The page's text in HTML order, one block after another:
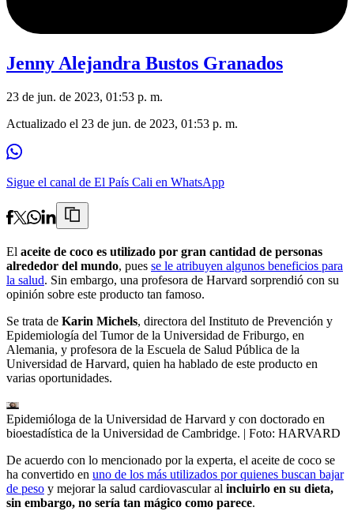
Jenny Alejandra Bustos Granados
23 de jun. de 2023, 01:53 p. m.
Actualizado el 23 de jun. de 2023, 01:53 p. m.
Sigue el canal de El País Cali en WhatsApp
El aceite de coco es utilizado por gran cantidad de personas
alrededor del mundo, pues se le atribuyen algunos beneficios para
la salud. Sin embargo, una profesora de Harvard sorprendió con su
opinión sobre este producto tan famoso.
Se trata de Karin Michels, directora del Instituto de Prevención y
Epidemiología del Tumor de la Universidad de Friburgo, en
Alemania, y profesora de la Escuela de Salud Pública de la
Universidad de Harvard, quien ha hablado de este producto en
varias oportunidades.
Epidemióloga de la Universidad de Harvard y con doctorado en
bioestadística de la Universidad de Cambridge. | Foto: HARVARD
De acuerdo con lo mencionado por la experta, el aceite de coco se
ha convertido en uno de los más utilizados por quienes buscan bajar
de peso y mejorar la salud cardiovascular al incluirlo en su dieta,
sin embargo, no sería tan mágico como parece.